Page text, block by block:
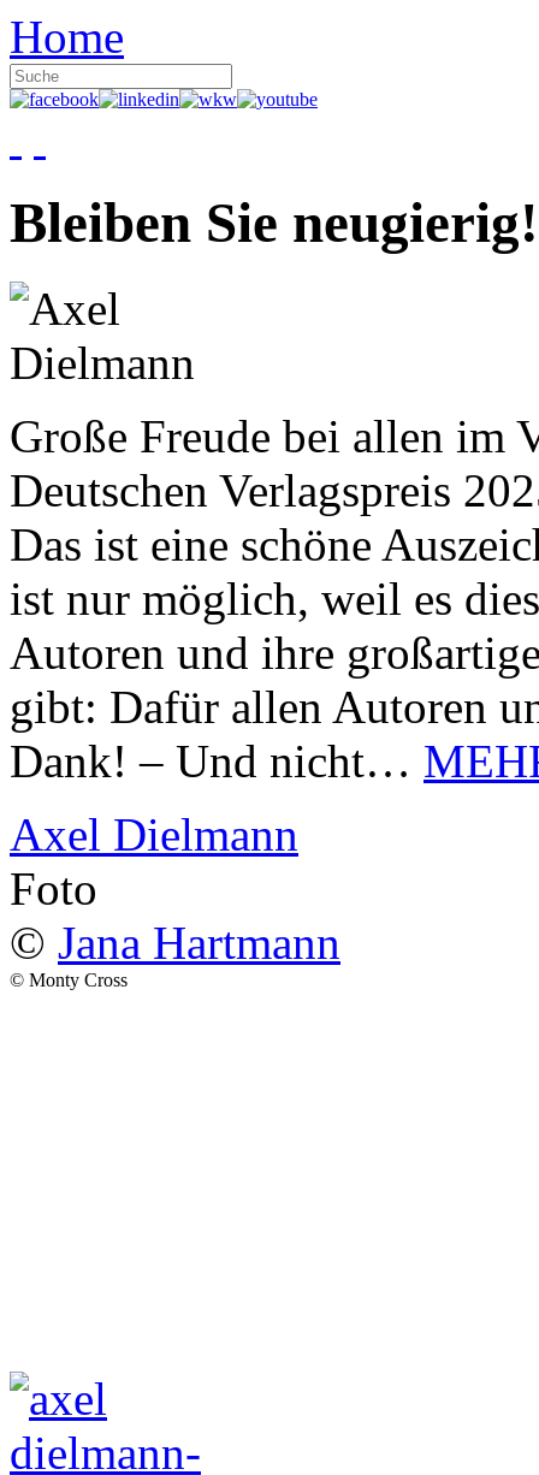
Home
Bleiben Sie neugierig!
Große Freude bei allen im
Deutschen Verlagspreis
Das ist eine schöne
ist nur möglich, weil es
Autoren und ihre
gibt: Dafür allen Autoren
Dank! – Und nicht…
Axel Dielmann
Foto
© Jana Hartmann
© Monty Cross